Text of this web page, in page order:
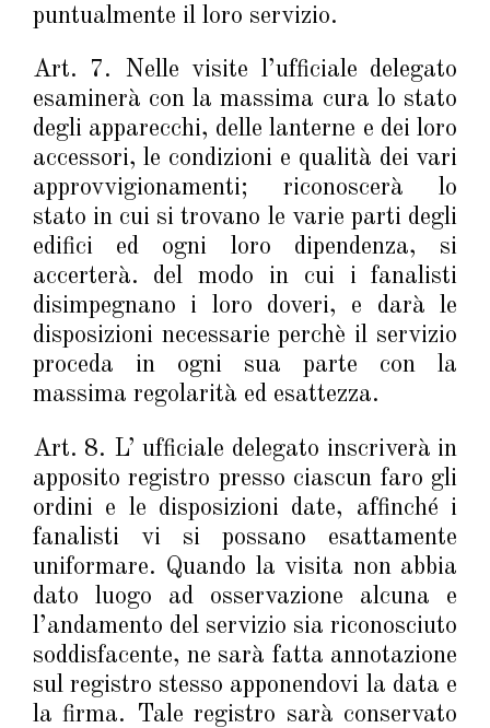
puntualmente il loro servizio.
Art. 7. Nelle visite l’ufficiale delegato
esaminerà con la massima cura lo stato
degli apparecchi, delle lanterne e dei loro
accessori, le condizioni e qualità dei vari
approvvigionamenti; riconoscerà lo
stato in cui si trovano le varie parti degli
edifici ed ogni loro dipendenza, si
accerterà. del modo in cui i fanalisti
disimpegnano i loro doveri, e darà le
disposizioni necessarie perchè il servizio
proceda in ogni sua parte con la
massima regolarità ed esattezza.
Art. 8. L’ ufficiale delegato inscriverà in
apposito registro presso ciascun faro gli
ordini e le disposizioni date, affinché i
fanalisti vi si possano esattamente
uniformare. Quando la visita non abbia
dato luogo ad osservazione alcuna e
l’andamento del servizio sia riconosciuto
soddisfacente, ne sarà fatta annotazione
sul registro stesso apponendovi la data e
la firma. Tale registro sarà conservato